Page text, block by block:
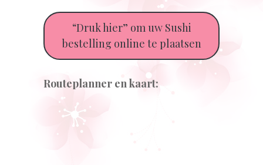
“Druk hier” om uw Sushi
bestelling online te plaatsen
Routeplanner en kaart: